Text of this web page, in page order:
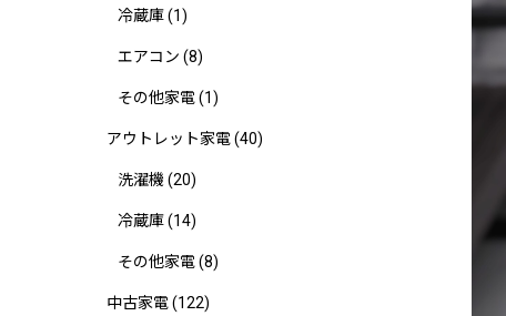
冷蔵庫(1)
エアコン (8)
その他家電(1)
アウトレット家電(40)
洗濯機 (20)
冷蔵庫(14)
その他家電(8)
中古家電(122)